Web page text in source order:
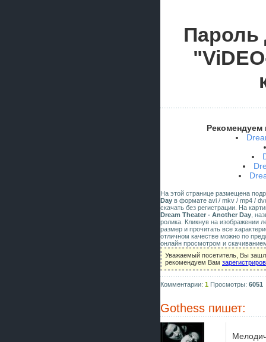
Пароль
Рекомендуем
На этой странице размещена
Day в формате avi / mkv / mp4 /
скачать без регистрации. На
Dream Theater - Another Day ,
ролика. Кликнув на изображении
размер и прочитать все
отличном качестве можно по
онлайн просмотром и
Уважаемый посетитель, Вы
рекомендуем Вам
Комментарии: 1 Просмотры: 6051
Gothess пишет: